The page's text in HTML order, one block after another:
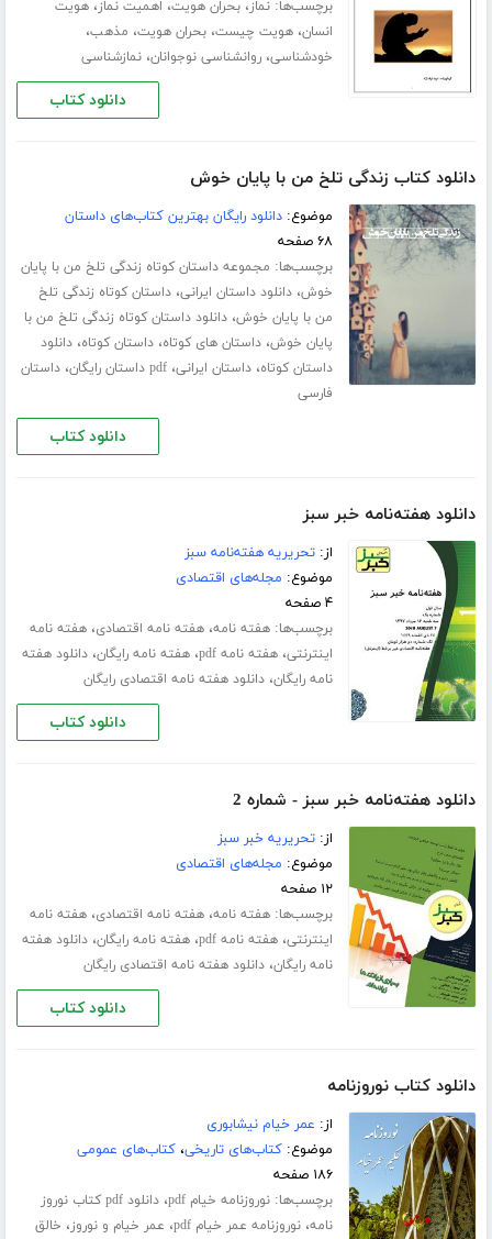
برچسب‌ها:نماز،بحران هویت، اهمیت نماز،هویت
انسان،هویت چیست،بحران هویت، مذهب،
خودشناسی،روانشناسی نوجوانان،نمازشناسی
دانلود کتاب
دانلود کتاب زندگی تلخ من با پایان خوش
موضوع:دانلود رایگان بهترین کتاب‌های داستان
۶۸ صفحه
برچسب‌ها: مجموعه داستان کوتاه زندگی تلخ من با پایان
خوش،دانلود داستان ایرانی،داستان کوتاه زندگی تلخ
من با پایان خوش،دانلود داستان کوتاه زندگی تلخ من با
پایان خوش،داستان های کوتاه،داستان کوتاه،دانلود
داستان کوتاه،داستان ایرانی،pdf داستان رایگان ،داستان
فارسی
دانلود کتاب
دانلود هفته‌نامه خبر سبز
از:تحریریه هفته‌نامه سبز
موضوع: مجله‌های اقتصادی
۴ صفحه
برچسب‌ها:هفته نامه،هفته نامه اقتصادی،هفته نامه
اینترنتی،هفته نامه pdf ،هفته نامه رایگان،دانلود هفته
نامه رایگان،دانلود هفته نامه اقتصادی رایگان
دانلود کتاب
دانلود هفته‌نامه خبر سبز - شماره 2
از:تحریریه خبر سبز
موضوع: مجله‌های اقتصادی
۱۲ صفحه
برچسب‌ها:هفته نامه،هفته نامه اقتصادی،هفته نامه
اینترنتی،هفته نامه pdf ،هفته نامه رایگان،دانلود هفته
نامه رایگان،دانلود هفته نامه اقتصادی رایگان
دانلود کتاب
دانلود کتاب نوروزنامه
از: عمر خیام نیشابوری
موضوع:کتاب‌های تاریخی،کتاب‌های عمومی
۱۸۶ صفحه
برچسب‌ها:نوروزنامه خیام pdf ،
دانلود pdf کتاب نوروز
نامه،نوروزنامه عمر خیام pdf ، عمر خیام و نوروز، خالق